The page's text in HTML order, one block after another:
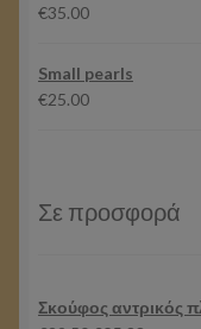
€35.00
Small pearls
€25.00
Σε προσφορά
Σκούφος αντρικός